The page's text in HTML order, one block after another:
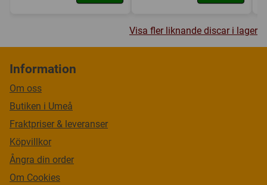
Visa fler liknande discar i lager
Information
Om oss
Butiken i Umeå
Fraktpriser & leveranser
Köpvillkor
Ångra din order
Om Cookies